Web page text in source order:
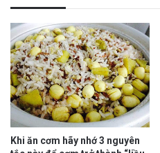
Khi ăn cơm hãy nhớ 3 nguyên